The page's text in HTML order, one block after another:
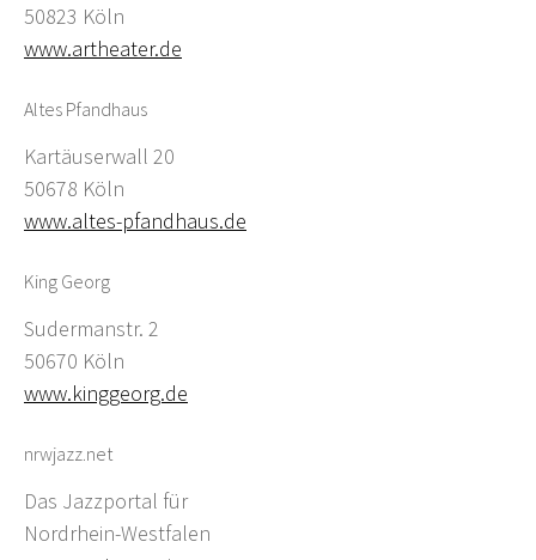
50823 Köln
www.artheater.de
Altes Pfandhaus
Kartäuserwall 20
50678 Köln
www.altes-pfandhaus.de
King Georg
Sudermanstr. 2
50670 Köln
www.kinggeorg.de
nrwjazz.net
Das Jazzportal für
Nordrhein-Westfalen